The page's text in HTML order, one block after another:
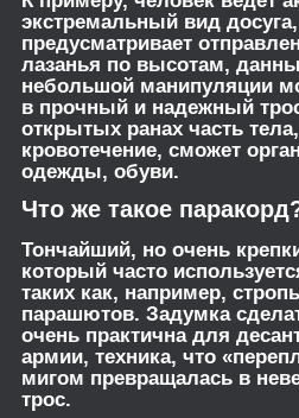
экстремальный вид
предусматривает
лазанья по высотам,
небольшой манипуляции
в прочный и надежный
открытых ранах часть
кровотечение, сможет
одежды, обуви.
Что же такое
Тончайший, но очень
который часто
таких как, например,
парашютов. Задумка
очень практична для
армии, техника, что
мигом превращалась в
трос.